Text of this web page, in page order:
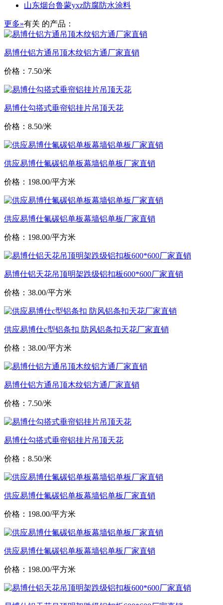
山东烟台鲁蒙yxz防腐防水涂料
更多»有关 的产品：
易博仕铝方通吊顶木纹铝方通厂家直销
价格：7.50/米
易博仕勾搭式垂帘铝挂片吊顶天花
价格：8.50/米
供应易博仕氟碳铝单板幕墙铝单板厂家直销
价格：198.00/平方米
供应易博仕氟碳铝单板幕墙铝单板厂家直销
价格：198.00/平方米
易博仕铝天花吊顶明架跌级铝扣板600*600厂家直销
价格：38.00/平方米
供应易博仕c型铝条扣 防风铝条扣天花厂家直销
价格：38.00/平方米
易博仕铝方通吊顶木纹铝方通厂家直销
价格：7.50/米
易博仕勾搭式垂帘铝挂片吊顶天花
价格：8.50/米
供应易博仕氟碳铝单板幕墙铝单板厂家直销
价格：198.00/平方米
供应易博仕氟碳铝单板幕墙铝单板厂家直销
价格：198.00/平方米